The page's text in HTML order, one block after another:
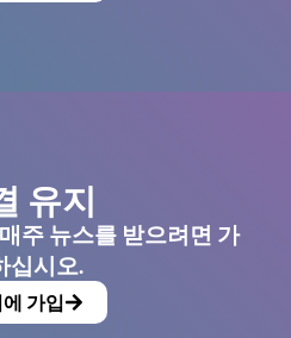
유지
주 뉴스를 받으려면 가
십시오.
가입